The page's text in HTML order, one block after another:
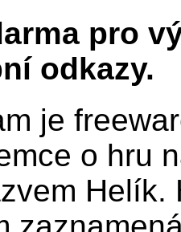
pro
odkazy.
je
o hru
Helík.